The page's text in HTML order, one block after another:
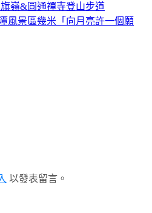
嶺&圓通禪寺登山步道
風景區幾米「向月亮許一個願
以發表留言。